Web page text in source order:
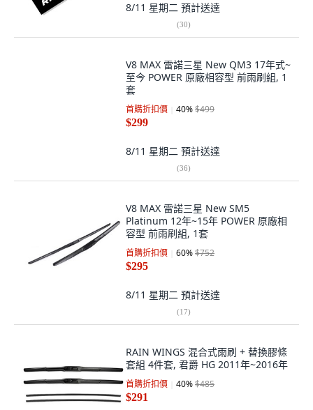
8/11 星期二 預計送達
(30)
V8 MAX 雷諾三星 New QM3 17年式~
至今 POWER 原廠相容型 前雨刷組, 1
套
首購折扣價 40%$499
$299
8/11 星期二 預計送達
(36)
V8 MAX 雷諾三星 New SM5
Platinum 12年~15年 POWER 原廠相
容型 前雨刷組, 1套
首購折扣價 60%$752
$295
8/11 星期二 預計送達
(17)
RAIN WINGS 混合式雨刷 + 替換膠條
套組 4件套, 君爵 HG 2011年~2016年
首購折扣價 40%$485
$291